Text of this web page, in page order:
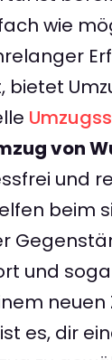
wie
bietet
von
und
beim
und
neuen
es, dir